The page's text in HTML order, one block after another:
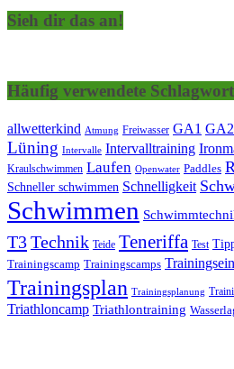
Sieh dir das an!
Häufig verwendete
allwetterkind Atmung Freiwasser GA1 GA2
Lüning Intervalle Intervalltraining
Kraulschwimmen Laufen Openwater Paddles
Schneller schwimmen Schnelligkeit
Schwimmen
T3Technik Teide Teneriffa Test
Trainingscamp Trainingscamps
Trainingsplan Trainingsplanung
Triathloncamp Triathlontraining